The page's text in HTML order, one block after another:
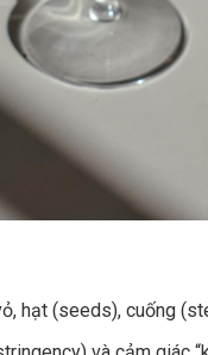
hạt (seeds), cuống